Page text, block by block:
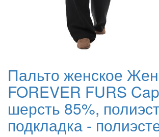
Пальто женское Жен
FOREVER FURS
шерсть 85%,
подкладка -